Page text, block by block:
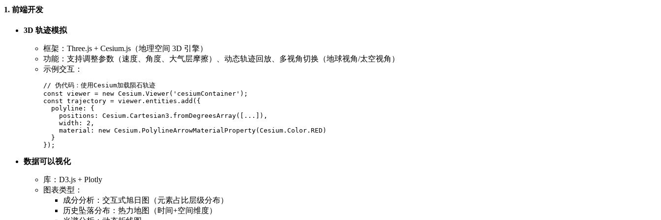
1. 前端开发
3D 轨迹模拟
框架：Three.js + Cesium.js（地理空间 3D 引擎）
功能：支持调整参数（速度、角度、大气层摩擦）、动态轨迹回放、多视角切换（地球视角/太空视角）
示例交互：
// 伪代码：使用Cesium加载陨石轨迹
const viewer = new Cesium.Viewer('cesiumContainer');
const trajectory = viewer.entities.add({
  polyline: {
    positions: Cesium.Cartesian3.fromDegreesArray([...]),
    width: 2,
    material: new Cesium.PolylineArrowMaterialProperty(Cesium.Color.RED)
  }
数据可以视化
库：D3.js + Plotly
图表类型：
成分分析：交互式旭日图（元素占比层级分布）
历史坠落分布：热力地图（时间+空间维度）